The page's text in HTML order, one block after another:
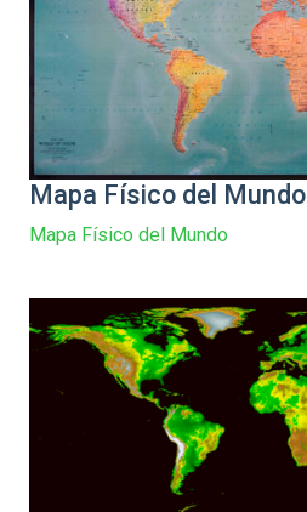
Mapa Físico del Mundo
Mapa Físico del Mundo